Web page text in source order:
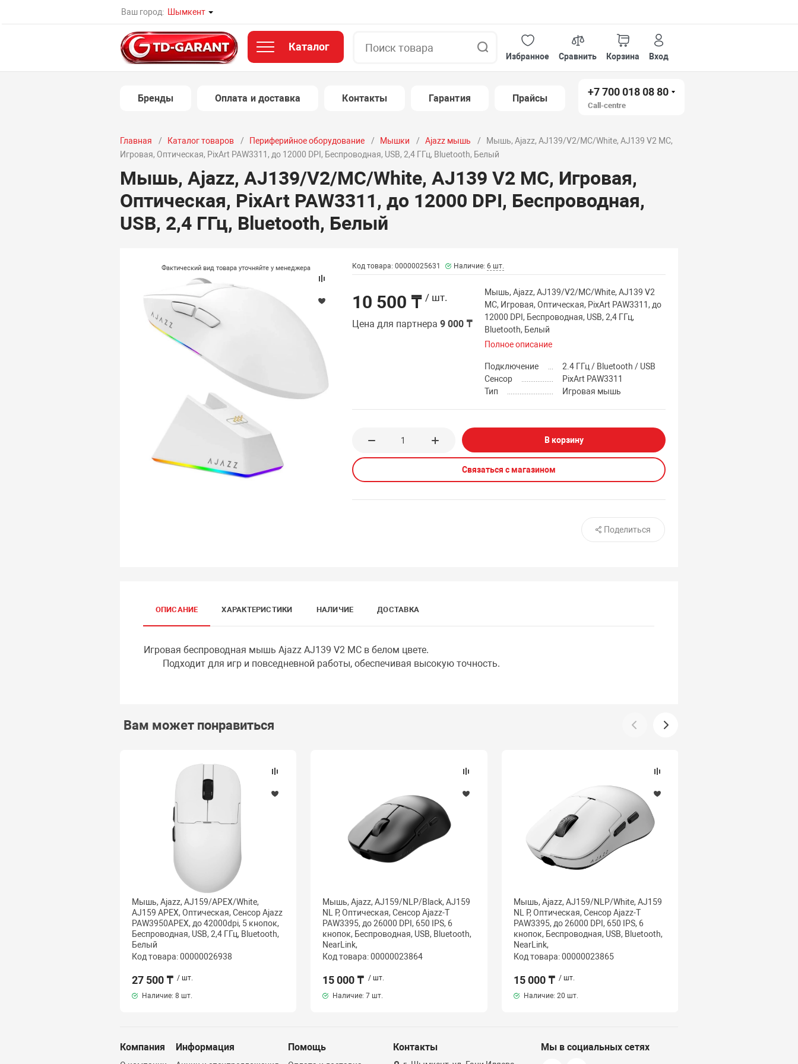
Ваш город: Шымкент
Каталог
Избранное
Сравнить Корзина Вход
Бренды Оплата и доставка Контакты Гарантия Прайсы
+7 700 018 08 80
Call-centre
Главная Каталог товаров Периферийное оборудование Мышки Ajazz мышь
Мышь, Ajazz, AJ139/V2/MC/White, AJ139 V2 MC,
Игровая, Оптическая, PixArt PAW3311, до 12000 DPI, Беспроводная, USB, 2,4 ГГц, Bluetooth, Белый
Мышь, Ajazz, AJ139/V2/MC/White, AJ139 V2 MC, Игровая,
Оптическая, PixArt PAW3311, до 12000 DPI, Беспроводная,
USB, 2,4 ГГц, Bluetooth, Белый
Фактический вид товара уточняйте у менеджера Код товара: 00000025631 Наличие: 6 шт.
10 500 ₸ / шт.
Цена для партнера9 000 ₸
Мышь, Ajazz, AJ139/V2/MC/White, AJ139 V2
MC, Игровая, Оптическая, PixArt PAW3311, до
12000 DPI, Беспроводная, USB, 2,4 ГГц,
Bluetooth, Белый
Полное описание
Подключение
2.4 ГГц / Bluetooth / USB
Сенсор
PixArt PAW3311
Тип
Игровая мышь
В корзину
Связаться с магазином
Поделиться
ОПИСАНИЕ ХАРАКТЕРИСТИКИ НАЛИЧИЕ ДОСТАВКА
Игровая беспроводная мышь Ajazz AJ139 V2 MC в белом цвете.
Подходит для игр и повседневной работы, обеспечивая высокую точность.
Вам может понравиться
Мышь, Ajazz, AJ159/APEX/White,
AJ159 APEX, Оптическая, Сенсор Ajazz
PAW3950APEX, до 42000dpi, 5 кнопок,
Беспроводная, USB, 2,4 ГГц, Bluetooth,
Белый
Код товара: 00000026938
27 500 ₸ / шт.
Наличие: 8 шт.
Мышь, Ajazz, AJ159/NLP/Black, AJ159
NL P, Оптическая, Сенсор Ajazz-T
PAW3395, до 26000 DPI, 650 IPS, 6
кнопок, Беспроводная, USB, Bluetooth,
NearLink,
Код товара: 00000023864
15 000 ₸ / шт.
Наличие:7 шт.
Мышь, Ajazz, AJ159/NLP/White, AJ159
NL P, Оптическая, Сенсор Ajazz-T
PAW3395, до 26000 DPI, 650 IPS, 6
кнопок, Беспроводная, USB, Bluetooth,
NearLink,
Код товара: 00000023865
15 000 ₸ / шт.
Наличие: 20 шт.
Компания Информация Помощь Контакты Мы в социальных сетях